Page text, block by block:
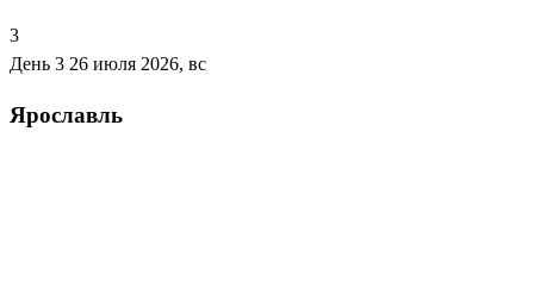
3
День 3 26 июля 2026, вс
Ярославль